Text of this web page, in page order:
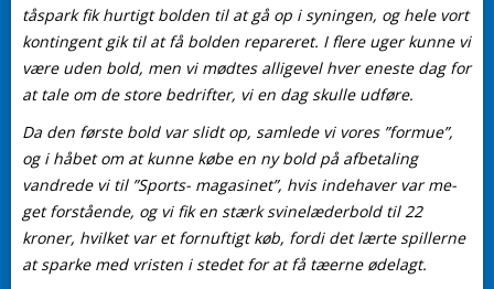
tåspark fik hurtigt bolden til at gå op i syningen, og hele vort
kontingent gik til at få bolden repareret. I flere uger kunne vi
være uden bold, men vi mødtes alligevel hver eneste dag for
at tale om de store bedrifter, vi en dag skulle udføre.
Da den første bold var slidt op, samlede vi vores ”formue”,
og i håbet om at kunne købe en ny bold på afbetaling
vandrede vi til ”Sports- magasinet”, hvis indehaver var me-
get forstående, og vi fik en stærk svinelæderbold til 22
kroner, hvilket var et fornuftigt køb, fordi det lærte spillerne
at sparke med vristen i stedet for at få tæerne ødelagt.